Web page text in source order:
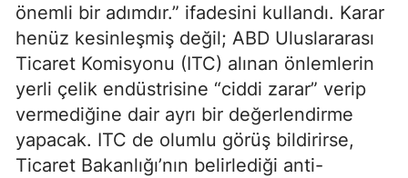
önemli bir adımdır.” ifadesini kullandı. Karar
henüz kesinleşmiş değil; ABD Uluslararası
Ticaret Komisyonu (ITC) alınan önlemlerin
yerli çelik endüstrisine “ciddi zarar” verip
vermediğine dair ayrı bir değerlendirme
yapacak. ITC de olumlu görüş bildirirse,
Ticaret Bakanlığı’nın belirlediği anti-